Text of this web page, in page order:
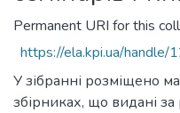
Permanent URI for this
https://ela.kpi.ua/
У зібранні розміщено
збірниках, що видані